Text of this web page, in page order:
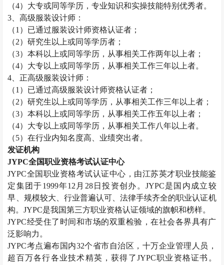
（4）大专或同等学历，专业知识和实操技能特别优秀者。
3 、高级服装设计师：
（1 ）已通过服装设计师资格认证者；
（2）研究生以上或同等学历者；
（3）本科以上或同等学历，从事相关工作两年以上者；
（4）大专以上或同等学历，从事相关工作三年以上者。
4 、正高级服装设计师：
（1 ）已通过高级服装设计师资格认证者；
（2）研究生以上或同等学历，从事相关工作三年以上者；
（3）本科以上或同等学历，从事相关工作五年以上者；
（4）大专以上或同等学历，从事相关工作八年以上者。
（5）在行业内知名度高、业绩突出者。
发证机构
JYPC全国职业资格考试认证中心
JYPC全国职业资格考试认证中心，由江苏英才职业技能鉴
定集团于1999年12 月 28日投资创办。 JYPC是国内成立较
早、规模较大、行业普遍认可、法律手续齐全的职业认证机
构。JYPC是我国第三方职业资格认证领域的旗帜和榜样。
JYPC经受住了时间和市场的双重检验，在社会各界具有广
泛影响力。
JYPC考点遍布国内32个省市自治区，十万企业管理人员，
超百万各行各业技术精英，获得了JYPC职业资格证书。